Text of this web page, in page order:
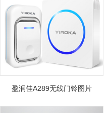
盈润佳A289无线门铃图片